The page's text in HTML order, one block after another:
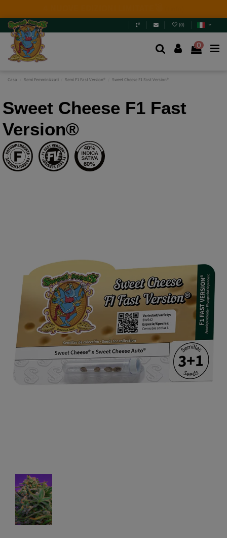
perderti le novità!Entra e scoprile.
(0)
0
Sweet Cheese F1 Fast
Version®